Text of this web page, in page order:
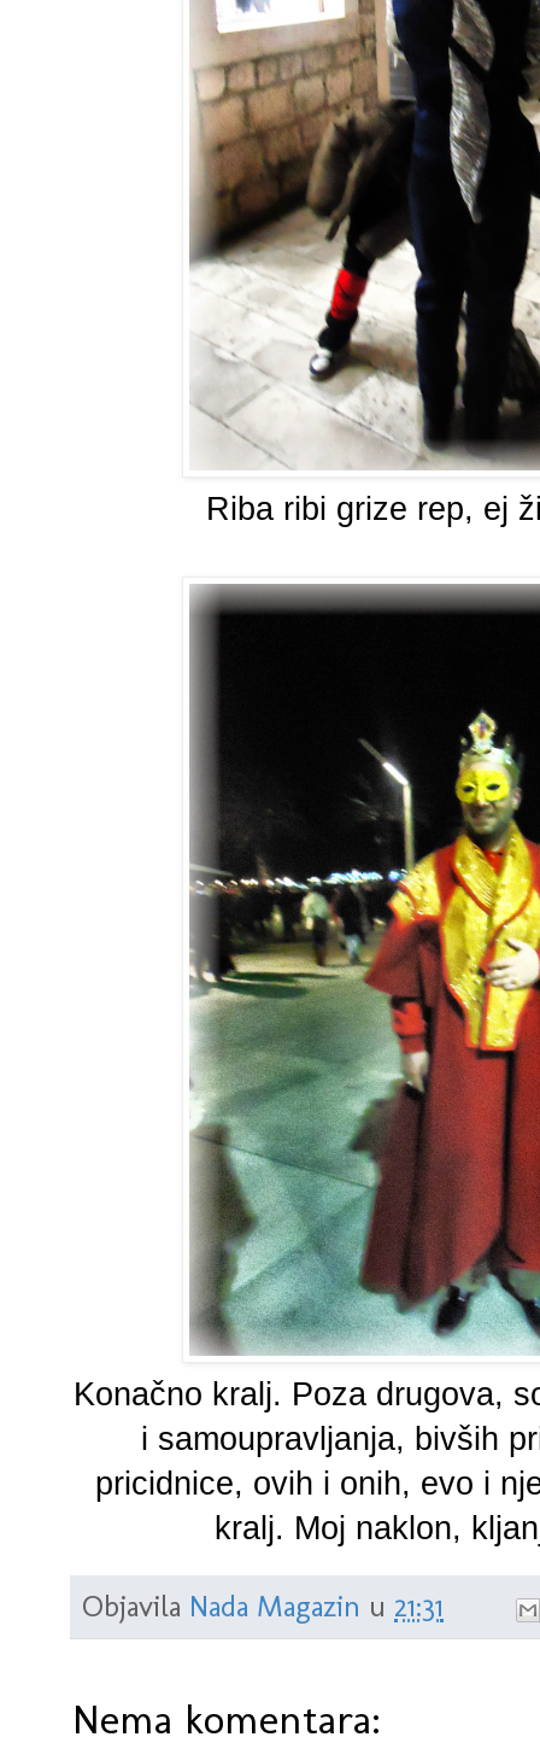
Riba ribi grize rep, ej
Konačno kralj. Poza drugova,
i samoupravljanja, bivših
pricidnice, ovih i onih, evo i
kralj. Moj naklon,
Objavila Nada Magazin u 21:31
Nema komentara: